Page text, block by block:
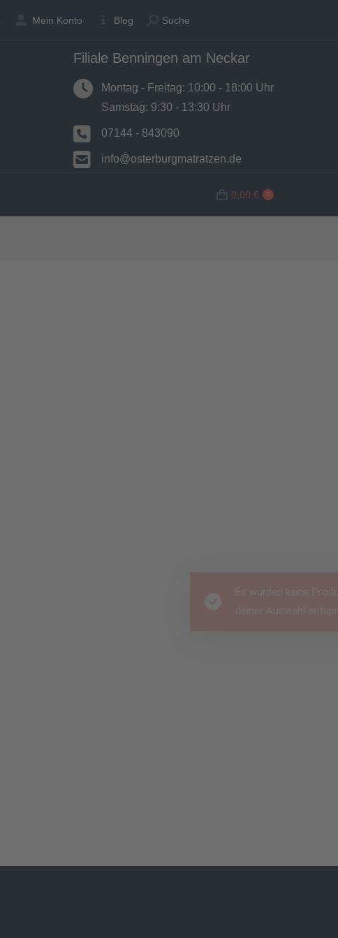
Mein Konto Blog Suche:
Suche
Filiale Benningen am Neckar
Montag - Freitag: 10:00 - 18:00 Uhr
Samstag: 9:30 - 13:30 Uhr
07144 - 843090
info@osterburgmatratzen.de
0,00 € 0
Mein Konto Blog Suche:
Suche
BETTWAREN SHOP 0,00